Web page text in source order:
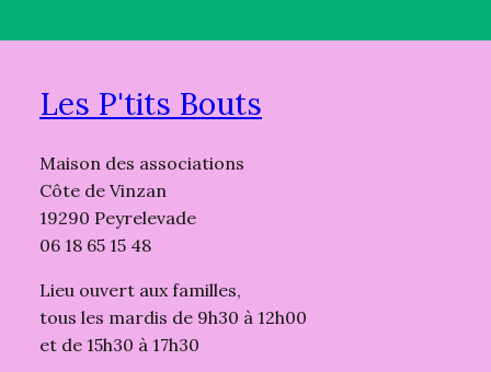
Les P'tits Bouts
Maison des associations
Côte de Vinzan
19290 Peyrelevade
06 18 65 15 48
Lieu ouvert aux familles,
tous les mardis de 9h30 à 12h00
et de 15h30 à 17h30